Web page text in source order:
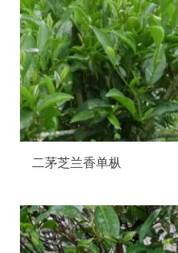
二茅芝兰香单枞